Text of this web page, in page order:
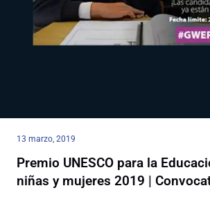
13 marzo, 2019
Premio UNESCO para la
niñas y mujeres 2019 |